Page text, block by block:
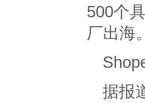
500个
厂出海
据报